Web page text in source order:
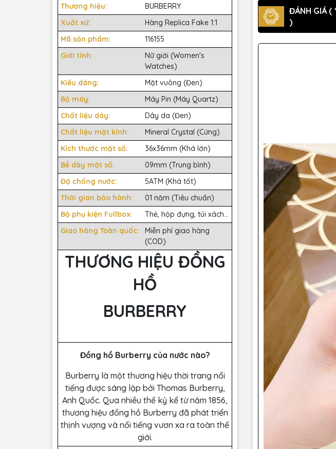
Thương hiệu:
BURBERRY
Xuất xứ:
Hàng Replica Fake 1:1
Mã sản phẩm:
116155
Giới tính:
Nữ giới (Women's
Watches)
Kiểu dáng:
Mặt vuông (Đen)
Bộ máy:
Máy Pin (Máy Quartz)
Chất liệu dây:
Dây da (Đen)
Chất liệu mặt kính:
Mineral Crystal (Cứng)
Kích thước mặt số:
36x36mm (Khá lớn)
Bề dày mặt số:
09mm (Trung bình)
Độ chống nước:
5ATM (Khá tốt)
Thời gian bảo hành:
01 năm (Tiêu chuẩn)
Bộ phụ kiện Fullbox:
Thẻ, hộp đựng, túi xách...
Giao hàng Toàn quốc:
Miễn phí giao hàng
(COD)
THƯƠNG HIỆU ĐỒNG
HỒ
BURBERRY
Đồng hồ Burberry của nước nào?
Burberry là một thương hiệu thời trang nổi
tiếng được sáng lập bởi Thomas Burberry,
Anh Quốc. Qua nhiều thế kỷ kể từ năm 1856,
thương hiệu đồng hồ Burberry đã phát triển
thịnh vượng và nổi tiếng vươn xa ra toàn thế
giới.
ĐÁNH GIÁ (
)